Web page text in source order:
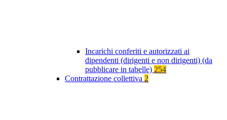
Incarichi conferiti e autorizzati ai
dipendenti (dirigenti e non dirigenti) (da
pubblicare in tabelle) 254
Contrattazione collettiva 2